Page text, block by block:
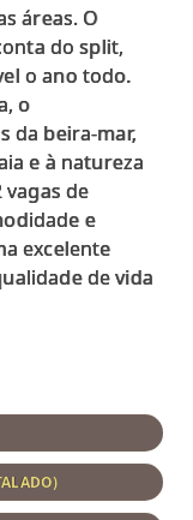
áreas. O
do split,
o ano todo.
o
da beira-mar,
e à natureza
vagas de
e
excelente
de vida